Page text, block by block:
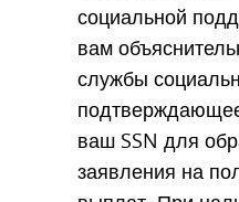
социальной
вам
службы
ваш SSN для
заявления на